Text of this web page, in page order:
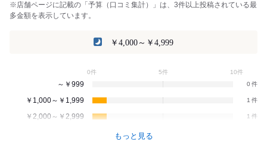
※店舗ページに記載の「予算（口コミ集計）」は、3件以上投稿されている最
多金額を表示しています。
￥4,000～￥4,999
0件 5件 10件
～￥999 0
￥1,000～￥1,999 1
￥2,000～￥2,999 1
もっと見る